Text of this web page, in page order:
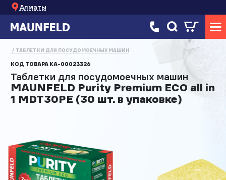
Алматы
ТАБЛЕТКИ ДЛЯ ПОСУДОМОЕЧНЫХ МАШИН
КОД ТОВАРА КА-00023326
Таблетки для посудомоечных машин
MAUNFELD Purity Premium ECO all in
1 MDT30PE (30 шт. в упаковке)